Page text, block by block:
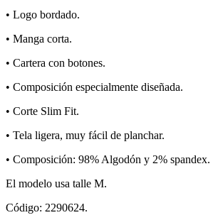
• Logo bordado.
• Manga corta.
• Cartera con botones.
• Composición especialmente diseñada.
• Corte Slim Fit.
• Tela ligera, muy fácil de planchar.
• Composición: 98% Algodón y 2% spandex.
El modelo usa talle M.
Código: 2290624.